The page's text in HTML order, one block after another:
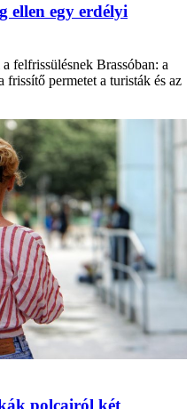
ellen egy erdélyi
felfrissülésnek Brassóban: a
permetet a turisták és az
polcairól két